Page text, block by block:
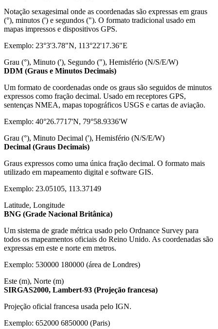
Notação sexagesimal onde as coordenadas são expressas em graus
(°), minutos (') e segundos ("). O formato tradicional usado em
mapas impressos e dispositivos GPS.
Exemplo: 23°3'3.78"N, 113°22'17.36"E
Grau (°), Minuto ('), Segundo ("), Hemisfério (N/S/E/W)
DDM (Graus e Minutos Decimais)
Um formato de coordenadas onde os graus são seguidos de minutos
expressos como fração decimal. Usado em receptores GPS,
sentenças NMEA, mapas topográficos USGS e cartas de aviação.
Exemplo: 40°26.7717'N, 79°58.9336'W
Grau (°), Minuto Decimal ('), Hemisfério (N/S/E/W)
Decimal (Graus Decimais)
Graus expressos como uma única fração decimal. O formato mais
utilizado em mapeamento digital e software GIS.
Exemplo: 23.05105, 113.37149
Latitude, Longitude
BNG (Grade Nacional Britânica)
Um sistema de grade métrica usado pelo Ordnance Survey para
todos os mapeamentos oficiais do Reino Unido. As coordenadas são
expressas em este e norte em metros.
Exemplo: 530000 180000 (área de Londres)
Este (m), Norte (m)
SIRGAS2000, Lambert-93 (Projeção francesa)
Projeção oficial francesa usada pelo IGN.
Exemplo: 652000 6850000 (Paris)